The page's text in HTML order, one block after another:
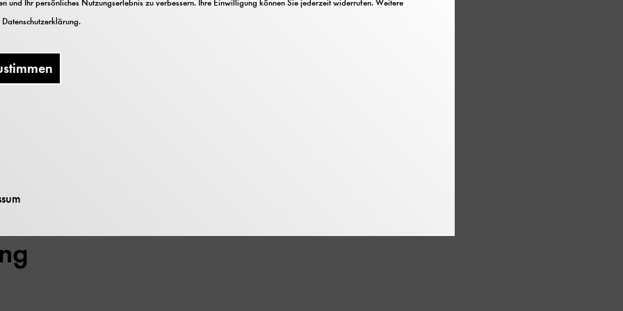
und Ihr persönliches Nutzungserlebnis zu verbessern. Ihre Einwilligung können Sie jederzeit widerrufen. Weitere
Datenschutzerklärung.